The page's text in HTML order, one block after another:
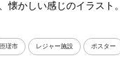
懐かしい感じのイラスト。
匝瑳市 レジャー施設 ポスター